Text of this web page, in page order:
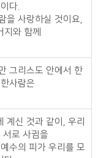
다.
을 사랑하실 것이요,
와 함께
그리스도 안에서 한
사람은
계신 것과 같이, 우리
서로 사귐을
수의 피가 우리를 모